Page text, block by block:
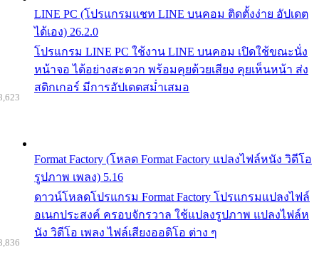
LINE PC (โปรแกรมแชท LINE บนคอม ติดตั้งง่าย อัปเดต
ได้เอง) 26.2.0
โปรแกรม LINE PC ใช้งาน LINE บนคอม เปิดใช้ขณะนั่ง
หน้าจอ ได้อย่างสะดวก พร้อมคุยด้วยเสียง คุยเห็นหน้า ส่ง
สติกเกอร์ มีการอัปเดตสม่ำเสมอ
Format Factory (โหลด Format Factory แปลงไฟล์หนัง วิดีโอ
รูปภาพ เพลง) 5.16
ดาวน์โหลดโปรแกรม Format Factory โปรแกรมแปลงไฟล์
อเนกประสงค์ ครอบจักรวาล ใช้แปลงรูปภาพ แปลงไฟล์ห
นัง วิดีโอ เพลง ไฟล์เสียงออดิโอ ต่าง ๆ